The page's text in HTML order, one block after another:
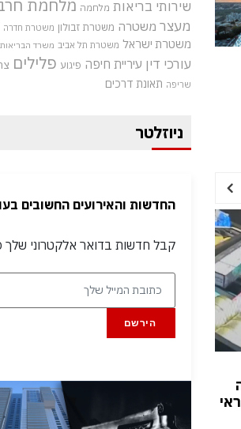
כתב אישום: התפרץ לדירה
בהרצליה וגנב כרטיסי אשראי
ממפונים מכפר עזה
שירותי בריאות מלחמה מלחמת
מעצר משטרה משטרת זבולון משטרת חדרה
משטרת ישראל משטרת תל אביב משרד הבריאות
עורכי דין עיריית חיפה פיגוע פלילים
שריפה תאונת דרכים
ניוזלטר
החדשות והאירועים החשובים
קבל חדשות בדואר אלקטרוני שלך
הירשם